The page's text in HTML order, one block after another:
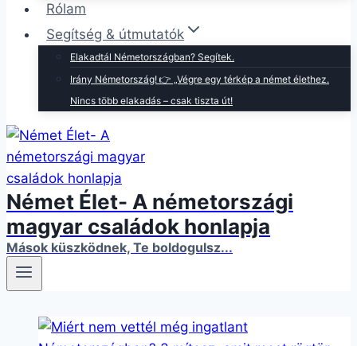
Rólam
Segítség & útmutatók
Elakadtál Németországban? Segítek.
Irány Németország! 👉 „Végre egy térkép a német élethez.
Nincs több elakadás – csak tiszta út!
Német Élet- A németországi
magyar családok honlapja
Mások küszködnek, Te boldogulsz...